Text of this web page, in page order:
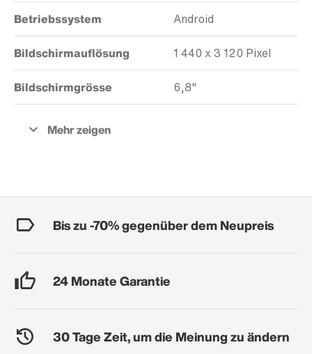
Betriebssystem Android
Bildschirmauflösung 1 440 x 3 120 Pixel
Bildschirmgrösse 6,8"
Bis zu -70% gegenüber dem Neupreis
24 Monate Garantie
30 Tage Zeit, um die Meinung zu ändern